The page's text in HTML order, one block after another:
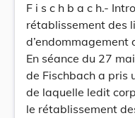
F i s c h b a c h.-
rétablissement des
d’endommagement
En séance du 27
de Fischbach a pris
de laquelle ledit
le rétablissement